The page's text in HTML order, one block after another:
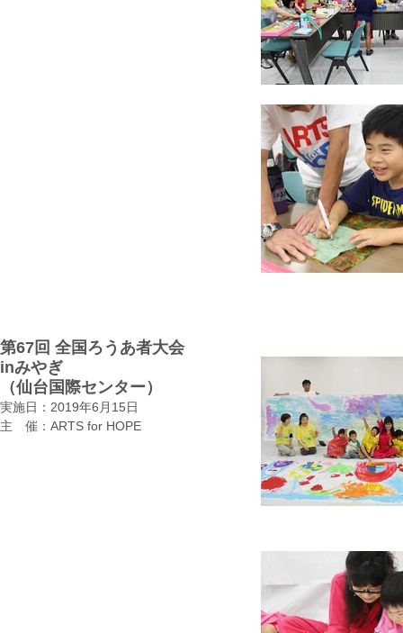
第67回 全国ろうあ者大会
inみやぎ
​（仙台国際センター）
実施日：2019年6月15日
​主 催：ARTS for HOPE